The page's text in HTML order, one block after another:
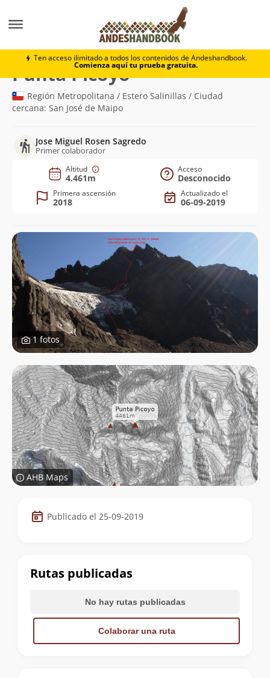
Ten acceso ilimitado a todos los contenidos de Andeshandbook.
Comienza aquí tu prueba gratuita.
Punta Picoyo
Punta Picoyo(4.461m)
Región Metropolitana / Estero Salinillas / Ciudad
cercana: San José de Maipo
Jose Miguel Rosen Sagredo
Primer colaborador
Altitud
4.461m
Acceso
Desconocido
Primera ascensión
2018
Actualizado el
06-09-2019
1 fotos
AHB Maps
Datos
de
cumbre
Publicado el 25-09-2019
Rutas publicadas
No hay rutas publicadas
Colaborar una ruta